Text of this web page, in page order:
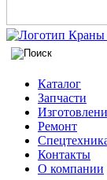
Каталог
Запчасти
Ремонт
Контакты
О компании